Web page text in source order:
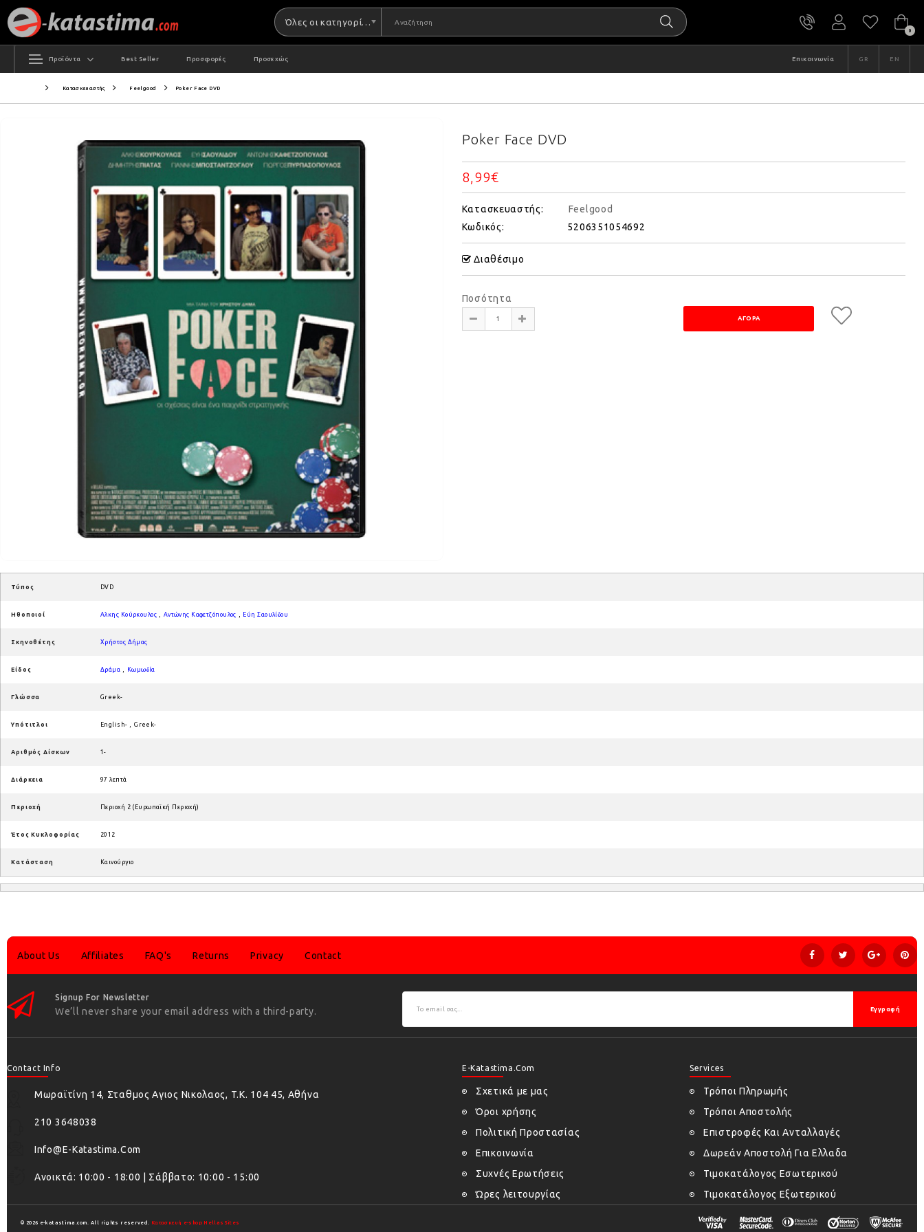
Όλες οι κατηγορίες
0
Προϊόντα Best Seller Προσφορές Προσεχώς Επικοινωνία GR EN
Κατασκευαστής Feelgood Poker Face DVD
Poker Face DVD
8,99€
Κατασκευαστής:
Feelgood
Κωδικός:
5206351054692
Διαθέσιμο
Ποσότητα
Τύπος DVD
Ηθοποιοί Αλκης Κούρκουλος , Αντώνης Καφετζόπουλος , Εύη Σαουλίδου
Σκηνοθέτης Χρήστος Δήμας
Είδος Δράμα , Κωμωδία
Γλώσσα Greek-
Υπότιτλοι English- ,Greek-
Αριθμός Δίσκων 1-
Διάρκεια 97 λεπτά
Περιοχή Περιοχή 2 (Ευρωπαϊκή Περιοχή)
Έτος Κυκλοφορίας 2012
Κατάσταση Καινούργιο
About Us Affiliates FAQ's Returns Privacy Contact
Signup For Newsletter
We’ll never share your email address with a third-party. Εγγραφή
Contact Info
Μωραϊτίνη 14, Σταθμος Αγιος Νικολαος, T.K. 104 45, Αθήνα
210 3648038
Info@e-Katastima.com
Ανοικτά: 10:00 - 18:00 | Σάββατο: 10:00 - 15:00
E-Katastima.com
Σχετικά με μας
Όροι χρήσης
Πολιτική Προστασίας
Επικοινωνία
Συχνές Ερωτήσεις
Ώρες λειτουργίας
Services
Τρόποι Πληρωμής
Τρόποι Αποστολής
Επιστροφές Και Ανταλλαγές
Δωρεάν Αποστολή Για Ελλαδα
Τιμοκατάλογος Εσωτερικού
Τιμοκατάλογος Εξωτερικού
© 2026 e-katastima.com. All rights reserved. Κατασκευή e-shop HellasSites